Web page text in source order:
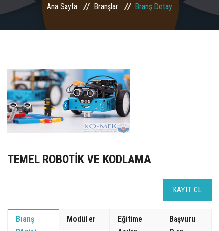
BRANŞLAR
KAYIT OL /GIRIŞ YAP
İLETİŞİM
SSS
Ana Sayfa Branşlar Branş Detay
TEMEL ROBOTİK VE KODLAMA
KAYIT OL
Branş
Modüller
Eğitime
Başvuru